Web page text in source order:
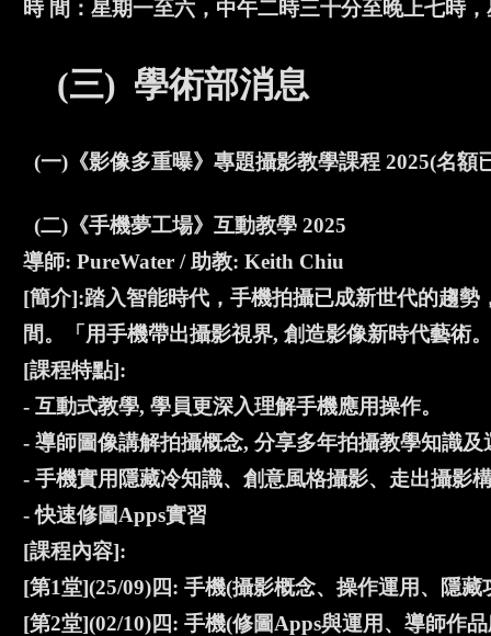
時 間：星期一至六，中午二時三十分至晚上七時
(三) 學術部消息
(一)《影像多重曝》專題攝影教學課程 2025(名額
(二)《手機夢工場》互動教學 2025
導師: PureWater / 助教: Keith Chiu
[簡介]:踏入智能時代，手機拍攝已成新世代的趨
間。「用手機帶出攝影視界, 創造影像新時代藝術
[課程特點]:
- 互動式教學, 學員更深入理解手機應用操作。
- 導師圖像講解拍攝概念, 分享多年拍攝教學知識及
- 手機實用隱藏冷知識、創意風格攝影、走出攝影
- 快速修圖Apps實習
[課程內容]:
[第1堂](25/09)四: 手機(攝影概念、操作運用、隱
[第2堂](02/10)四: 手機(修圖Apps與運用、導師作